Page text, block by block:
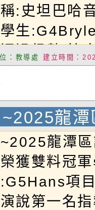
:史坦巴哈
生
過級數:第
小朋友~
：教導處 建立時間：
龍
本校榮獲
龍潭
獲雙料冠
項
說第一名